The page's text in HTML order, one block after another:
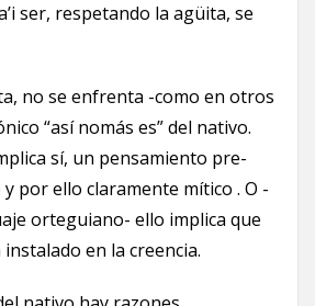
ser, respetando la agüita, se
no se enfrenta -como en otros
“así nomás es” del nativo.
sí, un pensamiento pre-
por ello claramente mítico . O -
orteguiano- ello implica que
en la creencia.